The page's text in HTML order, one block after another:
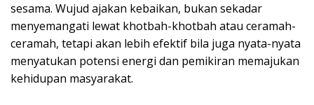
sesama. Wujud ajakan kebaikan, bukan sekadar
menyemangati lewat khotbah-khotbah atau ceramah-
ceramah, tetapi akan lebih efektif bila juga nyata-nyata
menyatukan potensi energi dan pemikiran memajukan
kehidupan masyarakat.